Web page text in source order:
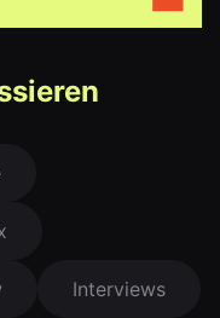
Interviews